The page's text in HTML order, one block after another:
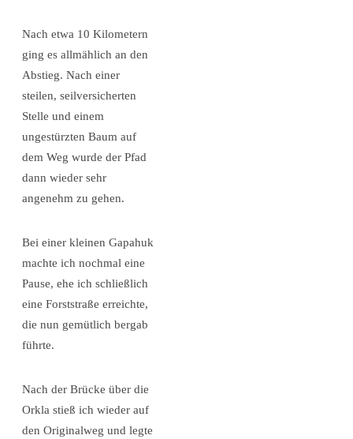
Nach etwa 10 Kilometern
ging es allmählich an den
Abstieg. Nach einer
steilen, seilversicherten
Stelle und einem
ungestürzten Baum auf
dem Weg wurde der Pfad
dann wieder sehr
angenehm zu gehen.
Bei einer kleinen Gapahuk
machte ich nochmal eine
Pause, ehe ich schließlich
eine Forststraße erreichte,
die nun gemütlich bergab
führte.
Nach der Brücke über die
Orkla stieß ich wieder auf
den Originalweg und legte